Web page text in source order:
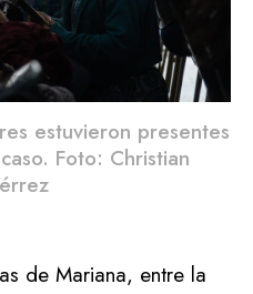
estuvieron presentes
Foto: Christian
de Mariana, entre la